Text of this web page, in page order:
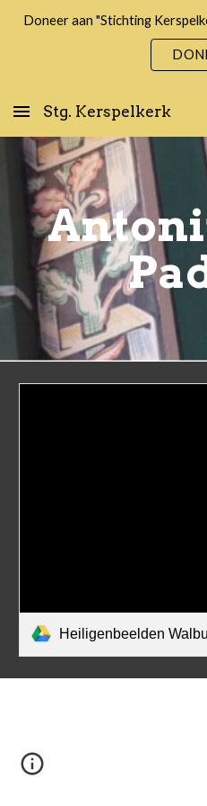
Doneer aan "Stichting
Stg. Kerspelkerk
Heiligenbeelden